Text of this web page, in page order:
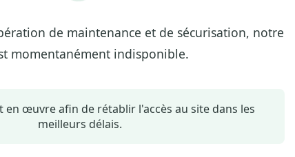
de maintenance et de sécurisation, notre
momentanément indisponible.
œuvre afin de rétablir l'accès au site dans les
meilleurs délais.